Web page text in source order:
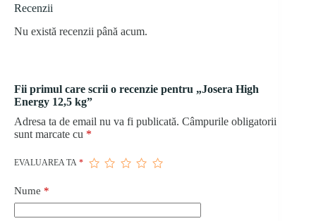
Recenzii
Nu există recenzii până acum.
Fii primul care scrii o recenzie pentru „Josera High
Energy 12,5 kg”
Adresa ta de email nu va fi publicată. Câmpurile obligatorii
sunt marcate cu *
EVALUAREA TA *
Nume *